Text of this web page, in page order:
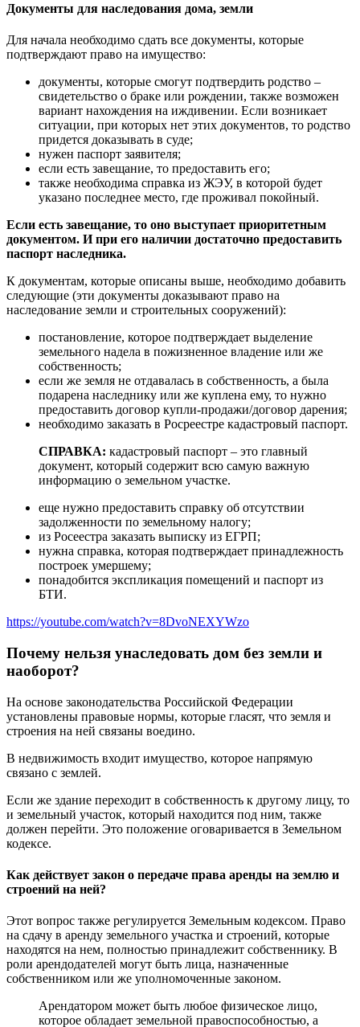
Документы для наследования дома, земли
Для начала необходимо сдать все документы, которые
подтверждают право на имущество:
документы, которые смогут подтвердить родство –
свидетельство о браке или рождении, также возможен
вариант нахождения на иждивении. Если возникает
ситуации, при которых нет этих документов, то родство
придется доказывать в суде;
нужен паспорт заявителя;
если есть завещание, то предоставить его;
также необходима справка из ЖЭУ, в которой будет
указано последнее место, где проживал покойный.
Если есть завещание, то оно выступает приоритетным
документом. И при его наличии достаточно предоставить
паспорт наследника.
К документам, которые описаны выше, необходимо добавить
следующие (эти документы доказывают право на
наследование земли и строительных сооружений):
постановление, которое подтверждает выделение
земельного надела в пожизненное владение или же
собственность;
если же земля не отдавалась в собственность, а была
подарена наследнику или же куплена ему, то нужно
предоставить договор купли-продажи/договор дарения;
необходимо заказать в Росреестре кадастровый паспорт.
СПРАВКА: кадастровый паспорт – это главный
документ, который содержит всю самую важную
информацию о земельном участке.
еще нужно предоставить справку об отсутствии
задолженности по земельному налогу;
из Росеестра заказать выписку из ЕГРП;
нужна справка, которая подтверждает принадлежность
построек умершему;
понадобится экспликация помещений и паспорт из
БТИ.
https://youtube.com/watch?v=8DvoNEXYWzo
Почему нельзя унаследовать дом без земли и
наоборот?
На основе законодательства Российской Федерации
установлены правовые нормы, которые гласят, что земля и
строения на ней связаны воедино.
В недвижимость входит имущество, которое напрямую
связано с землей.
Если же здание переходит в собственность к другому лицу, то
и земельный участок, который находится под ним, также
должен перейти. Это положение оговаривается в Земельном
кодексе.
Как действует закон о передаче права аренды на землю и
строений на ней?
Этот вопрос также регулируется Земельным кодексом. Право
на сдачу в аренду земельного участка и строений, которые
находятся на нем, полностью принадлежит собственнику. В
роли арендодателей могут быть лица, назначенные
собственником или же уполномоченные законом.
Арендатором может быть любое физическое лицо,
которое обладает земельной правоспособностью, а